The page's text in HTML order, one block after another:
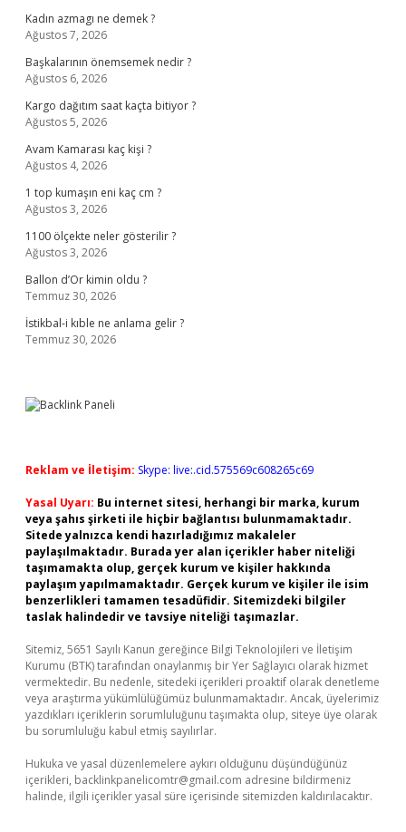
Kadın azmagı ne demek ?
Ağustos 7, 2026
Başkalarının önemsemek nedir ?
Ağustos 6, 2026
Kargo dağıtım saat kaçta bitiyor ?
Ağustos 5, 2026
Avam Kamarası kaç kişi ?
Ağustos 4, 2026
1 top kumaşın eni kaç cm ?
Ağustos 3, 2026
1100 ölçekte neler gösterilir ?
Ağustos 3, 2026
Ballon d’Or kimin oldu ?
Temmuz 30, 2026
İstikbal-i kıble ne anlama gelir ?
Temmuz 30, 2026
Reklam ve İletişim: Skype: live:.cid.575569c608265c69
Yasal Uyarı: Bu internet sitesi, herhangi bir marka, kurum
veya şahıs şirketi ile hiçbir bağlantısı bulunmamaktadır.
Sitede yalnızca kendi hazırladığımız makaleler
paylaşılmaktadır. Burada yer alan içerikler haber niteliği
taşımamakta olup, gerçek kurum ve kişiler hakkında
paylaşım yapılmamaktadır. Gerçek kurum ve kişiler ile isim
benzerlikleri tamamen tesadüfidir. Sitemizdeki bilgiler
taslak halindedir ve tavsiye niteliği taşımazlar.
Sitemiz, 5651 Sayılı Kanun gereğince Bilgi Teknolojileri ve İletişim
Kurumu (BTK) tarafından onaylanmış bir Yer Sağlayıcı olarak hizmet
vermektedir. Bu nedenle, sitedeki içerikleri proaktif olarak denetleme
veya araştırma yükümlülüğümüz bulunmamaktadır. Ancak, üyelerimiz
yazdıkları içeriklerin sorumluluğunu taşımakta olup, siteye üye olarak
bu sorumluluğu kabul etmiş sayılırlar.
Hukuka ve yasal düzenlemelere aykırı olduğunu düşündüğünüz
içerikleri, backlinkpanelicomtr@gmail.com adresine bildirmeniz
halinde, ilgili içerikler yasal süre içerisinde sitemizden kaldırılacaktır.